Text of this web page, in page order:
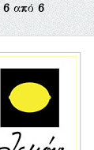
6από6